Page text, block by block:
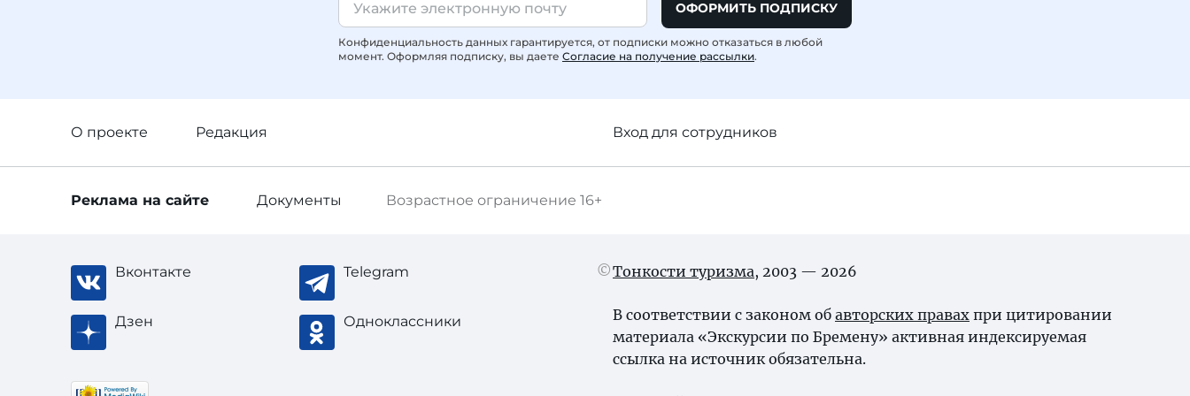
ОФОРМИТЬ ПОДПИСКУ
Конфиденциальность данных гарантируется, от подписки можно отказаться в любой
момент. Оформляя подписку, вы даете Согласие на получение рассылки.
О проекте Редакция Вход для сотрудников
Возрастное ограничение 16+
Реклама на сайте Документы
Вконтакте Telegram
Дзен Одноклассники
Тонкости туризма, 2003 — 2026
В соответствии с законом об авторских правах при цитировании
материала «Экскурсии по Бремену» активная индексируемая
ссылка на источник обязательна.